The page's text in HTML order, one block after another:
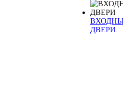
ДВЕРИ